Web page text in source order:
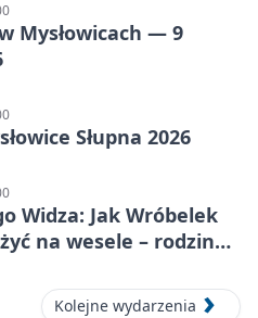
Mysłowicach — 9
Słupna 2026
Widza: Jak Wróbelek
na wesele – rodzinny
Kolejne wydarzenia